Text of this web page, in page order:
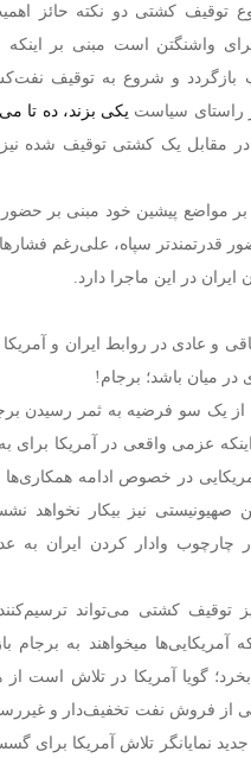
توقیف کشتی دو نکته حائز
واشنگتن است مبنی بر اینکه
بازگردد و شروع به توقیف
راستای سیاست یکی بزند، ده تا
مقابل یک کشتی توقیف شده نیز
بر مواضع پیشین خود مبنی بر
قدرتمندتر سپاه، علی‌رغم
ایران در این ماجرا دارد.
و عادی در روابط ایران و
میان باشد؛ برجام!
یک سو فرضیه به ثمر رسیدن
عزمی واقعی در آمریکا برای
در خصوص ادامه
صهیونیستی نیز بیکار نخواهد
وادار کردن ایران به
توقیف کشتی می‌تواند
آمریکایی‌ها میخواهند به برجام
گویا آمریکا در تلاش است از
از فروش نفت تخفیف‌دار و
نمایانگر تلاش آمریکا برای